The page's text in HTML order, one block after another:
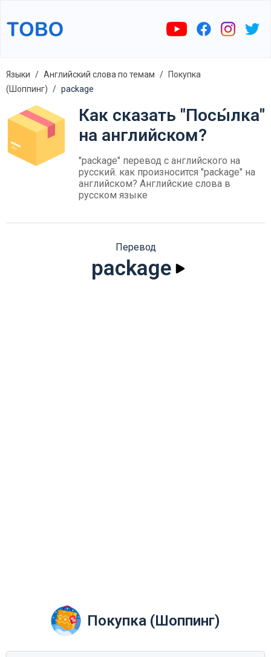
Языки Английский слова по темам
Покупка
(Шоппинг)
package
Как сказать "Посы́лка"
на английском?
"package" перевод с английского на
русский. как произносится "package" на
английском? Английские слова в
русском языке
Перевод
package
Покупка (Шоппинг)